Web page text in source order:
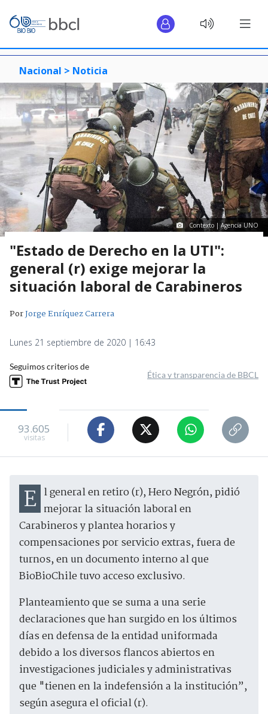
Nacional > Noticia
Contexto | Agencia UNO
"Estado de Derecho en la UTI":
general (r) exige mejorar la
situación laboral de Carabineros
PorJorge Enríquez Carrera
Lunes 21 septiembre de 2020 | 16:43
Seguimos criterios de
Ética y transparencia de BBCL
93.605
visitas
El general en retiro (r), Hero Negrón, pidió mejorar la situación laboral en
Carabineros y plantea horarios y
compensaciones por servicio extras, fuera de
turnos, en un documento interno al que
BioBioChile tuvo acceso exclusivo.
Planteamiento que se suma a una serie
declaraciones que han surgido en los últimos
días en defensa de la entidad uniformada
debido a los diversos flancos abiertos en
investigaciones judiciales y administrativas
que "tienen en la indefensión a la institución”,
según asegura el oficial (r).